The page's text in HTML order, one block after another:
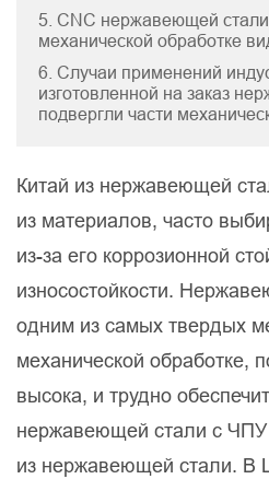
5. CNC нержавеющей
механической обработке
6. Случаи применений
изготовленной на заказ
подвергли части
Китай из нержавеющей
из материалов, часто
из-за его коррозионной
износостойкости.
одним из самых твердых
механической обработке,
высока, и трудно
нержавеющей стали с
из нержавеющей стали. В